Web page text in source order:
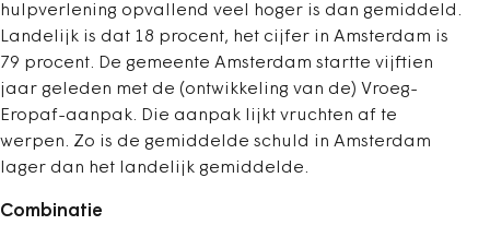
hulpverlening opvallend veel hoger is dan gemiddeld.
Landelijk is dat 18 procent, het cijfer in Amsterdam is
79 procent. De gemeente Amsterdam startte vijftien
jaar geleden met de (ontwikkeling van de) Vroeg-
Eropaf-aanpak. Die aanpak lijkt vruchten af te
werpen. Zo is de gemiddelde schuld in Amsterdam
lager dan het landelijk gemiddelde.
Combinatie